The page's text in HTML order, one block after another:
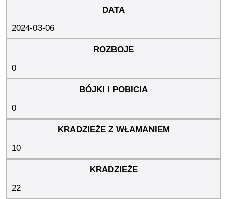
2024-03-06
0
0
10
22